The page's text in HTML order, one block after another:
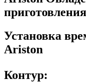
Установка
Ariston
Контур: